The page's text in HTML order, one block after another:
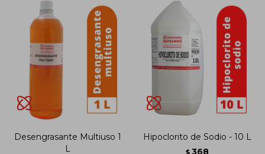
Desengrasante Multiuso 1
L
Hipoclorito de Sodio - 10 L
$ 368